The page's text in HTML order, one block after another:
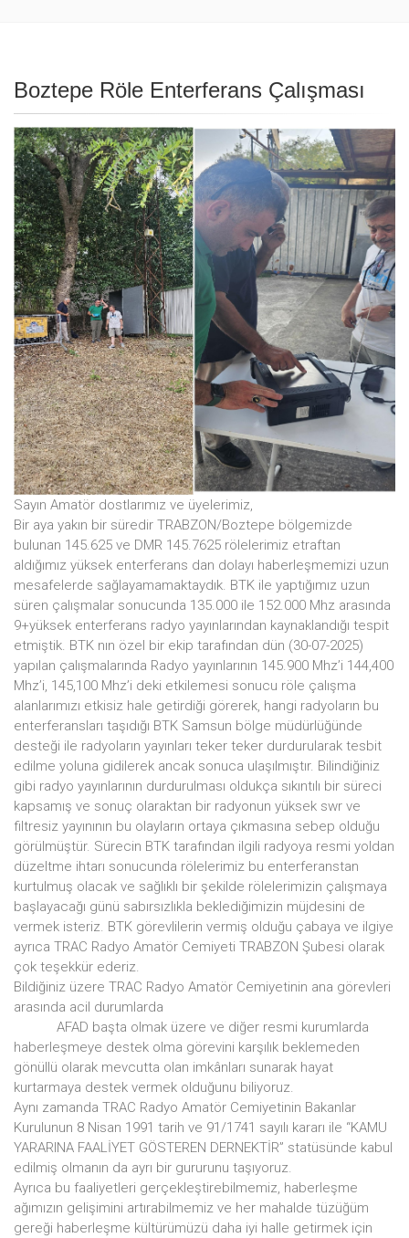
Boztepe Röle Enterferans Çalışması
Sayın Amatör dostlarımız ve üyelerimiz,
Bir aya yakın bir süredir TRABZON/Boztepe bölgemizde
bulunan 145.625 ve DMR 145.7625 rölelerimiz etraftan
aldığımız yüksek enterferans dan dolayı haberleşmemizi uzun
mesafelerde sağlayamamaktaydık. BTK ile yaptığımız uzun
süren çalışmalar sonucunda 135.000 ile 152.000 Mhz arasında
9+yüksek enterferans radyo yayınlarından kaynaklandığı tespit
etmiştik. BTK nın özel bir ekip tarafından dün (30-07-2025)
yapılan çalışmalarında Radyo yayınlarının 145.900 Mhz’i 144,400
Mhz’i, 145,100 Mhz’i deki etkilemesi sonucu röle çalışma
alanlarımızı etkisiz hale getirdiği görerek, hangi radyoların bu
enterferansları taşıdığı BTK Samsun bölge müdürlüğünde
desteği ile radyoların yayınları teker teker durdurularak tesbit
edilme yoluna gidilerek ancak sonuca ulaşılmıştır. Bilindiğiniz
gibi radyo yayınlarının durdurulması oldukça sıkıntılı bir süreci
kapsamış ve sonuç olaraktan bir radyonun yüksek swr ve
filtresiz yayınının bu olayların ortaya çıkmasına sebep olduğu
görülmüştür. Sürecin BTK tarafından ilgili radyoya resmi yoldan
düzeltme ihtarı sonucunda rölelerimiz bu enterferanstan
kurtulmuş olacak ve sağlıklı bir şekilde rölelerimizin çalışmaya
başlayacağı günü sabırsızlıkla beklediğimizin müjdesini de
vermek isteriz. BTK görevlilerin vermiş olduğu çabaya ve ilgiye
ayrıca TRAC Radyo Amatör Cemiyeti TRABZON Şubesi olarak
çok teşekkür ederiz.
Bildiğiniz üzere TRAC Radyo Amatör Cemiyetinin ana görevleri
arasında acil durumlarda
AFAD başta olmak üzere ve diğer resmi kurumlarda
haberleşmeye destek olma görevini karşılık beklemeden
gönüllü olarak mevcutta olan imkânları sunarak hayat
kurtarmaya destek vermek olduğunu biliyoruz.
Aynı zamanda TRAC Radyo Amatör Cemiyetinin Bakanlar
Kurulunun 8 Nisan 1991 tarih ve 91/1741 sayılı kararı ile “KAMU
YARARINA FAALİYET GÖSTEREN DERNEKTİR” statüsünde kabul
edilmiş olmanın da ayrı bir gururunu taşıyoruz.
Ayrıca bu faaliyetleri gerçekleştirebilmemiz, haberleşme
ağımızın gelişimini artırabilmemiz ve her mahalde tüzüğüm
gereği haberleşme kültürümüzü daha iyi halle getirmek için